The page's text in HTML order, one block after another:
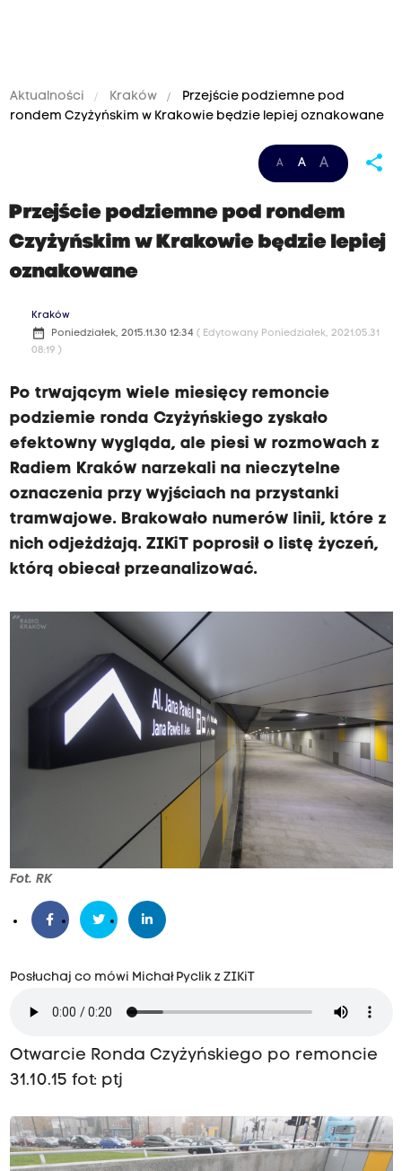
Aktualności Kraków
Przejście podziemne pod
rondem Czyżyńskim w Krakowie będzie lepiej oznakowane
A A A share
Przejście podziemne pod rondem
Czyżyńskim w Krakowie będzie lepiej
oznakowane
Kraków
date_range Poniedziałek, 2015.11.30 12:34 ( Edytowany Poniedziałek, 2021.05.31
08:19 )
Po trwającym wiele miesięcy remoncie
podziemie ronda Czyżyńskiego zyskało
efektowny wygląda, ale piesi w rozmowach z
Radiem Kraków narzekali na nieczytelne
oznaczenia przy wyjściach na przystanki
tramwajowe. Brakowało numerów linii, które z
nich odjeżdżają. ZIKiT poprosił o listę życzeń,
którą obiecał przeanalizować.
Fot. RK
Posłuchaj co mówi Michał Pyclik z ZIKiT
Otwarcie Ronda Czyżyńskiego po remoncie
31.10.15 fot: ptj